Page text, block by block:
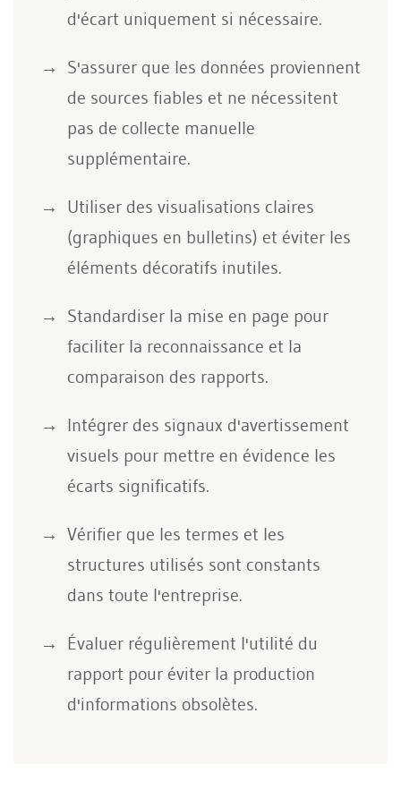
d'écart uniquement si nécessaire.
S'assurer que les données proviennent
de sources fiables et ne nécessitent
pas de collecte manuelle
supplémentaire.
Utiliser des visualisations claires
(graphiques en bulletins) et éviter les
éléments décoratifs inutiles.
Standardiser la mise en page pour
faciliter la reconnaissance et la
comparaison des rapports.
Intégrer des signaux d'avertissement
visuels pour mettre en évidence les
écarts significatifs.
Vérifier que les termes et les
structures utilisés sont constants
dans toute l'entreprise.
Évaluer régulièrement l'utilité du
rapport pour éviter la production
d'informations obsolètes.